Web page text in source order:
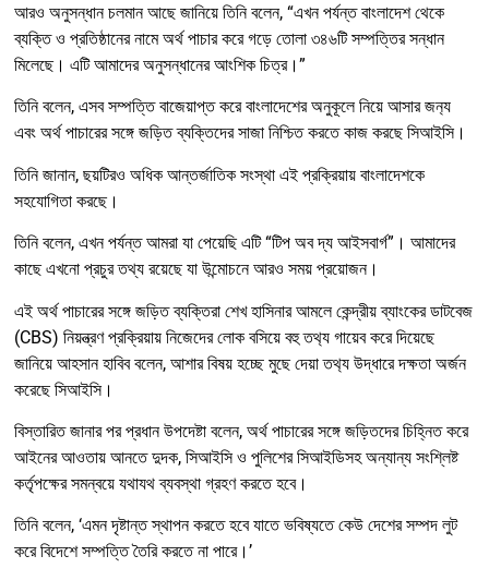
আরও অনুসন্ধান চলমান আছে জানিয়ে তিনি বলেন, “এখন পর্যন্ত বাংলাদেশ থেকে
ব্যক্তি ও প্রতিষ্ঠানের নামে অর্থ পাচার করে গড়ে তোলা ৩৪৬টি সম্পত্তির সন্ধান
মিলেছে। এটি আমাদের অনুসন্ধানের আংশিক চিত্র।”
তিনি বলেন, এসব সম্পত্তি বাজেয়াপ্ত করে বাংলাদেশের অনুকূলে নিয়ে আসার জন‍্য
এবং অর্থ পাচারের সঙ্গে জড়িত ব্যক্তিদের সাজা নিশ্চিত করতে কাজ করছে সিআইসি।
তিনি জানান, ছয়টিরও অধিক আন্তর্জাতিক সংস্থা এই প্রক্রিয়ায় বাংলাদেশকে
সহযোগিতা করছে।
তিনি বলেন, এখন পর্যন্ত আমরা যা পেয়েছি এটি “টিপ অব দ্য আইসবার্গ”। আমাদের
কাছে এখনো প্রচুর তথ্য রয়েছে যা উন্মোচনে আরও সময় প্রয়োজন।
এই অর্থ পাচারের সঙ্গে জড়িত ব্যক্তিরা শেখ হাসিনার আমলে কেন্দ্রীয় ব্যাংকের ডাটবেজ
(CBS) নিয়ন্ত্রণ প্রক্রিয়ায় নিজেদের লোক বসিয়ে বহু তথ‍্য গায়েব করে দিয়েছে
জানিয়ে আহসান হাবিব বলেন, আশার বিষয় হচ্ছে মুছে দেয়া তথ‍্য উদ্ধারে দক্ষতা অর্জন
করেছে সিআইসি।
বিস্তারিত জানার পর প্রধান উপদেষ্টা বলেন, অর্থ পাচারের সঙ্গে জড়িতদের চিহ্নিত করে
আইনের আওতায় আনতে দুদক, সিআইসি ও পুলিশের সিআইডিসহ অন্যান্য সংশ্লিষ্ট
কর্তৃপক্ষের সমন্বয়ে যথাযথ ব্যবস্থা গ্রহণ করতে হবে।
তিনি বলেন, ‘এমন দৃষ্টান্ত স্থাপন করতে হবে যাতে ভবিষ্যতে কেউ দেশের সম্পদ লুট
করে বিদেশে সম্পত্তি তৈরি করতে না পারে।’